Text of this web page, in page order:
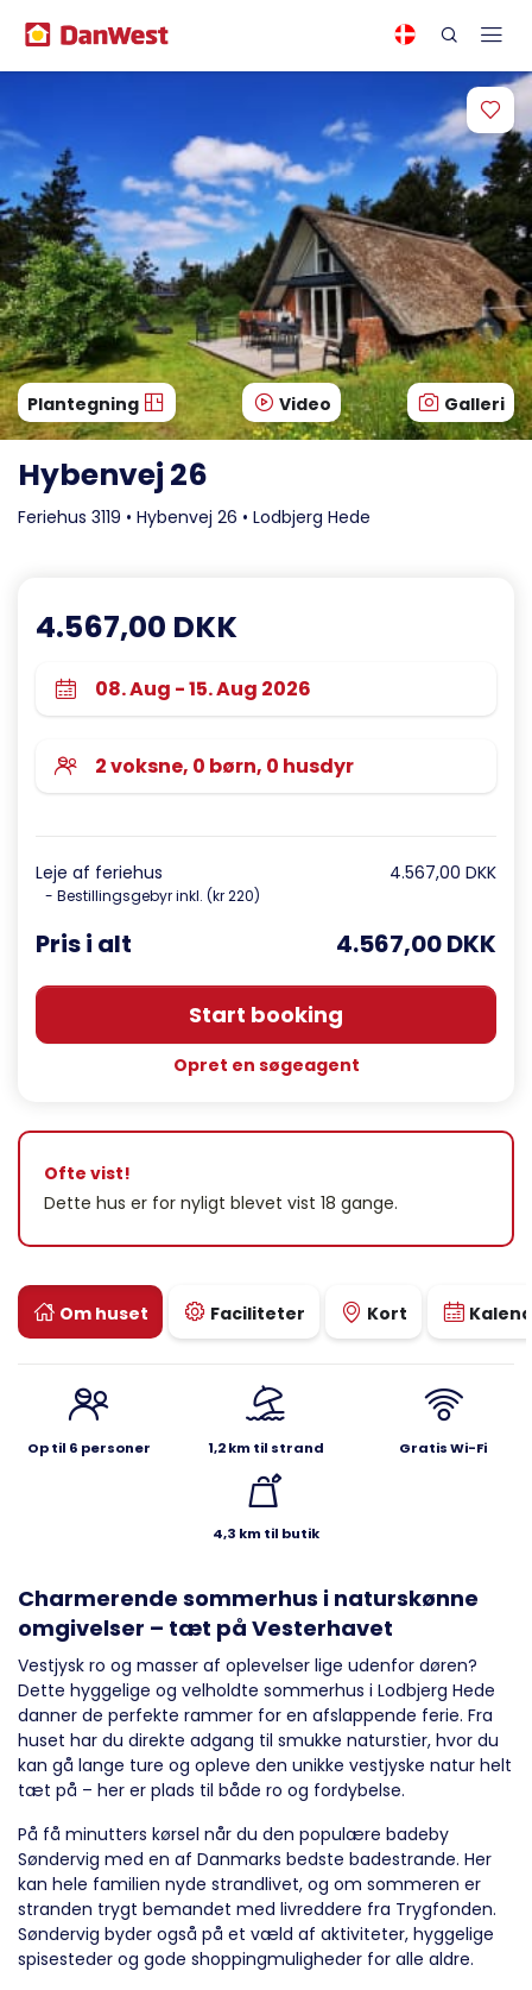
Plantegning Video Galleri
Hybenvej 26
Feriehus 3119 • Hybenvej 26 • Lodbjerg Hede
Om huset Faciliteter Kort
Op til 6 personer 1,2 km til strand Gratis Wi-Fi
4,3 km til butik
Charmerende sommerhus i naturskønne
omgivelser – tæt på Vesterhavet
Vestjysk ro og masser af oplevelser lige udenfor døren?
Dette hyggelige og velholdte sommerhus i Lodbjerg Hede
danner de perfekte rammer for en afslappende ferie. Fra
huset har du direkte adgang til smukke naturstier, hvor du
kan gå lange ture og opleve den unikke vestjyske natur helt
tæt på – her er plads til både ro og fordybelse.
På få minutters kørsel når du den populære badeby
Søndervig med en af Danmarks bedste badestrande. Her
kan hele familien nyde strandlivet, og om sommeren er
stranden trygt bemandet med livreddere fra Trygfonden.
Søndervig byder også på et væld af aktiviteter, hyggelige
spisesteder og gode shoppingmuligheder for alle aldre.
4.567,00 DKK
Leje af feriehus
- Bestillingsgebyr inkl. (kr 220)
4.567,00 DKK
Pris i alt 4.567,00 DKK
Start booking
Opret en søgeagent
Ofte vist!
Dette hus er for nyligt blevet vist 18 gange.